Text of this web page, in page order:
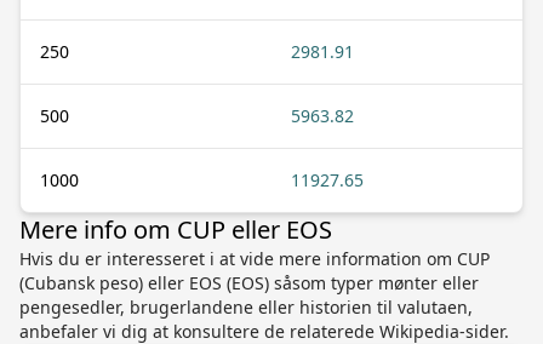
250 2981.91
500 5963.82
1000 11927.65
Mere info om CUP eller EOS
Hvis du er interesseret i at vide mere information om CUP
(Cubansk peso) eller EOS (EOS) såsom typer mønter eller
pengesedler, brugerlandene eller historien til valutaen,
anbefaler vi dig at konsultere de relaterede Wikipedia-sider.